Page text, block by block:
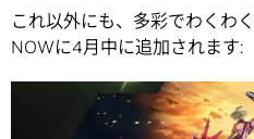
これ以外にも、多彩でわくわ
NOWに4月中に追加されます: